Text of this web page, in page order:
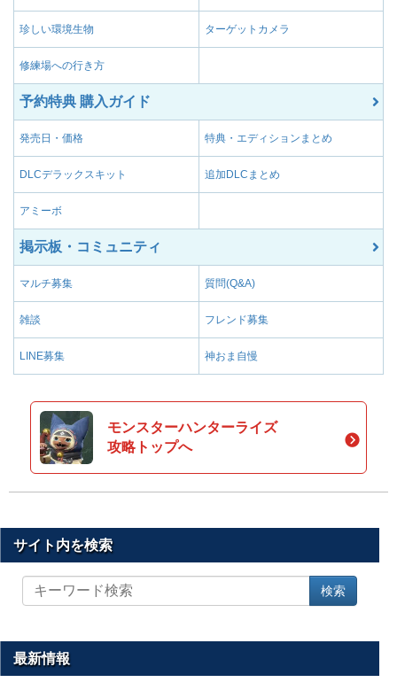
珍しい環境生物 ターゲットカメラ
修練場への行き方
予約特典 購入ガイド
発売日・価格 特典・エディションまとめ
DLCデラックスキット 追加DLCまとめ
アミーボ
掲示板・コミュニティ
マルチ募集 質問(Q&A)
雑談 フレンド募集
LINE募集 神おま自慢
モンスターハンターライズ
攻略トップへ
サイト内を検索
イ
を
検索
最新情報